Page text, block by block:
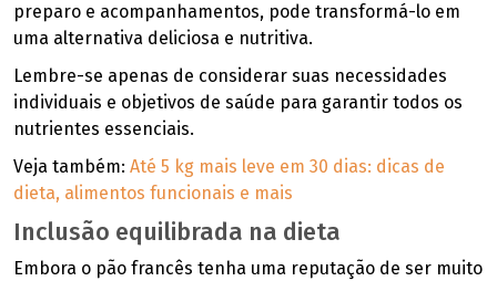
preparo e acompanhamentos, pode transformá-lo em
uma alternativa deliciosa e nutritiva.
Lembre-se apenas de considerar suas necessidades
individuais e objetivos de saúde para garantir todos os
nutrientes essenciais.
Veja também: Até 5 kg mais leve em 30 dias: dicas de
dieta, alimentos funcionais e mais
Inclusão equilibrada na dieta
Embora o pão francês tenha uma reputação de ser muito